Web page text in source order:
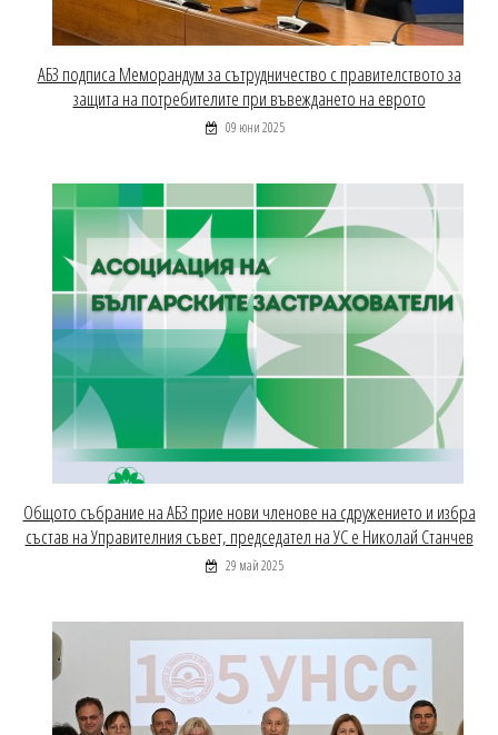
АБЗ подписа Меморандум за сътрудничество с правителството за
защита на потребителите при въвеждането на еврото
09 юни 2025
Общото събрание на АБЗ прие нови членове на сдружението и избра
състав на Управителния съвет, председател на УС е Николай Станчев
29 май 2025